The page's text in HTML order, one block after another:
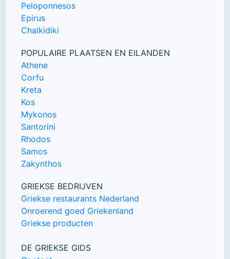
Peloponnesos
Epirus
Chalkidiki
POPULAIRE PLAATSEN EN EILANDEN
Athene
Corfu
Kreta
Kos
Mykonos
Santorini
Rhodos
Samos
Zakynthos
GRIEKSE BEDRIJVEN
Griekse restaurants Nederland
Onroerend goed Griekenland
Griekse producten
DE GRIEKSE GIDS